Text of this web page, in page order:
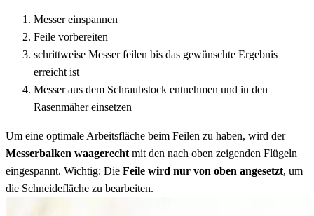
Messer einspannen
Feile vorbereiten
schrittweise Messer feilen bis das gewünschte Ergebnis
erreicht ist
Messer aus dem Schraubstock entnehmen und in den
Rasenmäher einsetzen
Um eine optimale Arbeitsfläche beim Feilen zu haben, wird der
Messerbalken waagerecht mit den nach oben zeigenden Flügeln
eingespannt. Wichtig: Die Feile wird nur von oben angesetzt, um
die Schneidefläche zu bearbeiten.